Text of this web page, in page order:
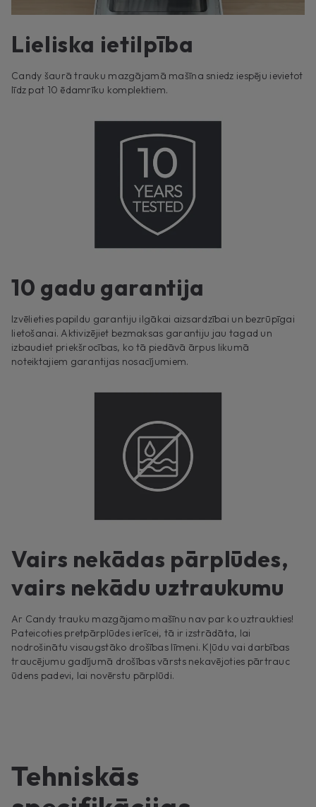
Lieliska ietilpība
Candy šaurā trauku mazgājamā mašīna sniedz iespēju ievietot
līdz pat 10 ēdamrīku komplektiem.
10 gadu garantija
Izvēlieties papildu garantiju ilgākai aizsardzībai un bezrūpīgai
lietošanai. Aktivizējiet bezmaksas garantiju jau tagad un
izbaudiet priekšrocības, ko tā piedāvā ārpus likumā
noteiktajiem garantijas nosacījumiem.
Vairs nekādas pārplūdes,
vairs nekādu uztraukumu
Ar Candy trauku mazgājamo mašīnu nav par ko uztraukties!
Pateicoties pretpārplūdes ierīcei, tā ir izstrādāta, lai
nodrošinātu visaugstāko drošības līmeni. Kļūdu vai darbības
traucējumu gadījumā drošības vārsts nekavējoties pārtrauc
ūdens padevi, lai novērstu pārplūdi.
Tehniskās